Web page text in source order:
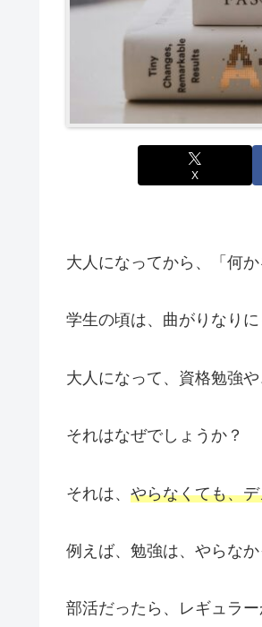
X
大人になってから、「何
学生の頃は、曲がりなり
大人になって、資格勉強
それはなぜでしょうか？
それは、 やらなくても、
例えば、勉強は、やらな
部活だったら、レギュラ